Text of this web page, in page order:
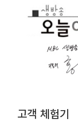
고객 체험기